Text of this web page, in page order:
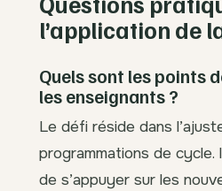
l’application de
Quels sont les points
les enseignants ?
Le défi réside dans
programmations de cycle.
de s’appuyer sur les